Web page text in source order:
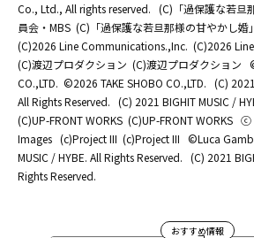
Co., Ltd., All rights reserved. (C)「過保護な若旦
員会・MBS (C)「過保護な若旦那様の甘やかし婚
(C)2026 Line Communications.,Inc. (C)2026
(C)渡辺プロダクション (C)渡辺プロダクション
CO.,LTD. ©2026 TAKE SHOBO CO.,LTD. (C)
All Rights Reserved. (C) 2021 BIGHIT MUSIC /
(C)UP-FRONT WORKS (C)UP-FRONT WORKS ⓒ
Images (c)Project III (c)Project III ©Luca
MUSIC / HYBE. All Rights Reserved. (C) 2021
Rights Reserved.
おすすめ情報